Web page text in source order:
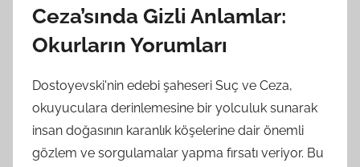
Ceza’sında Gizli Anlamlar:
Okurların Yorumları
Dostoyevski'nin edebi şaheseri Suç ve Ceza,
okuyuculara derinlemesine bir yolculuk sunarak
insan doğasının karanlık köşelerine dair önemli
gözlem ve sorgulamalar yapma fırsatı veriyor. Bu